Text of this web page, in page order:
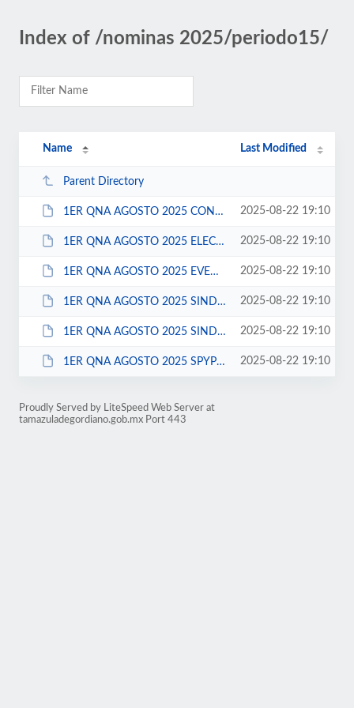
Index of /nominas 2025/periodo15/
Name Last Modified
Parent Directory
1ER QNA AGOSTO 2025 CONFIANZA.pdf 2025-08-22 19:10
1ER QNA AGOSTO 2025 ELECCION.pdf 2025-08-22 19:10
1ER QNA AGOSTO 2025 EVENTUALES.pdf 2025-08-22 19:10
1ER QNA AGOSTO 2025 SINDICATO FSESEJ.pdf 2025-08-22 19:10
1ER QNA AGOSTO 2025 SINDICATO STHAT.pdf 2025-08-22 19:10
1ER QNA AGOSTO 2025 SPYPC.pdf 2025-08-22 19:10
Proudly Served by LiteSpeed Web Server at
tamazuladegordiano.gob.mx Port 443